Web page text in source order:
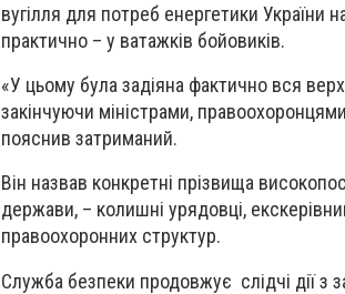
вугілля для потреб енергетики
практично – у ватажків бойовиків.
«У цьому була задіяна фактично вся
закінчуючи міністрами,
пояснив затриманий.
Він назвав конкретні прізвища
держави, – колишні урядовці,
правоохоронних структур.
Служба безпеки продовжує слідчі дії з